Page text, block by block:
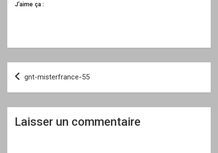
J’aime ça :
Navigation
gnt-misterfrance-55
Laisser un commentaire